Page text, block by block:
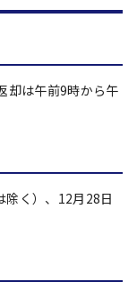
却は午前9時から午
除く）、12月28日